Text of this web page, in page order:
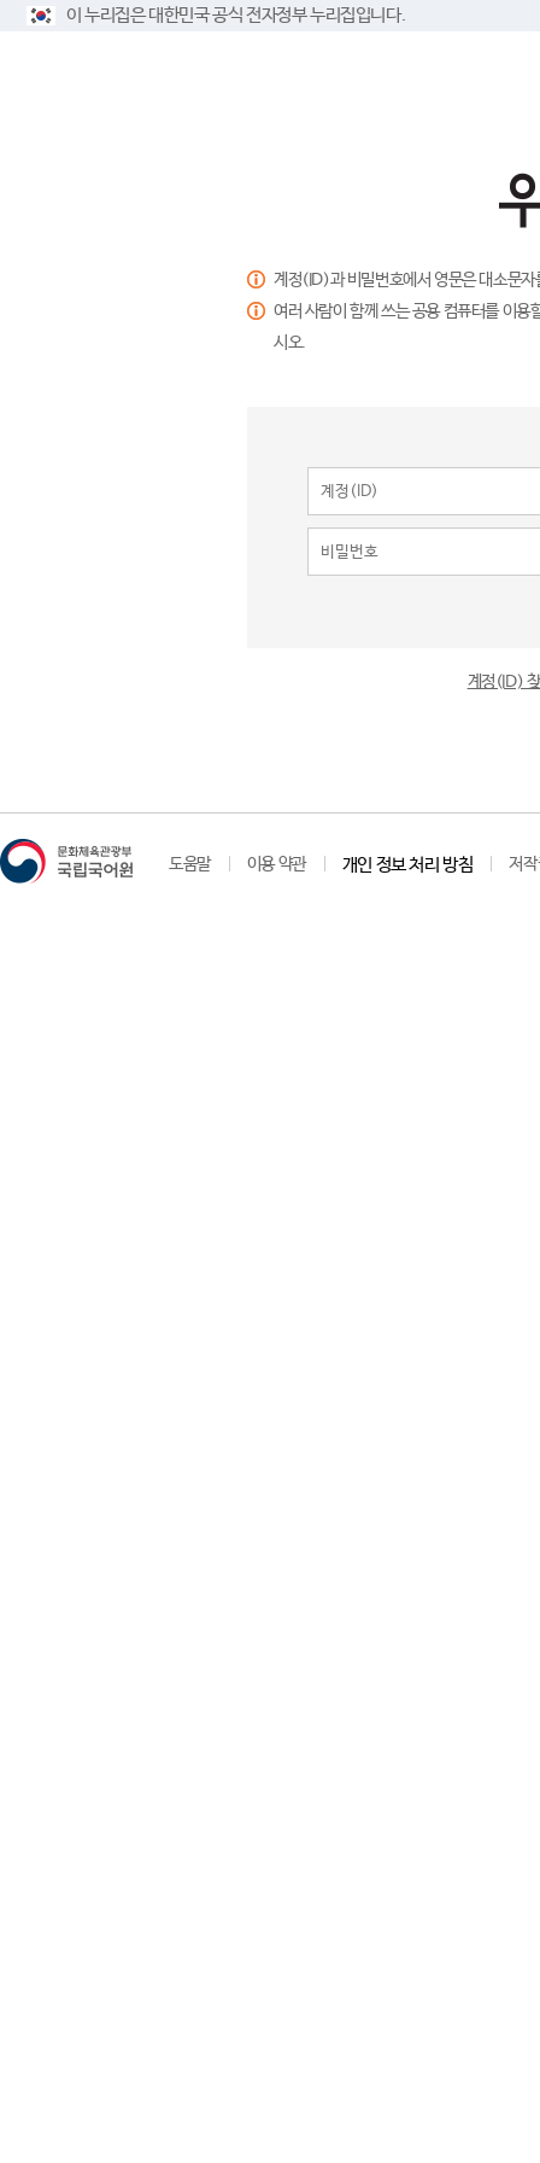
이 누리집은 대한민국 공식 전자정부 누리집입니다.
계정(ID)과 비밀번호에서 영문은 대소문
여러 사람이 함께 쓰는 공용 컴퓨터를 이
시오.
계정(ID)
도움말 이용 약관 개인 정보 처리 방침 저